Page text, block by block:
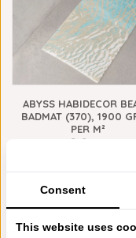
ABYSS HABIDECOR
BADMAT (370), 1900
PER M²
€365,00
Consent
This website uses